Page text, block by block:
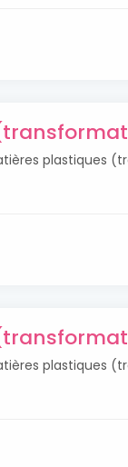
plastiques
plastiques